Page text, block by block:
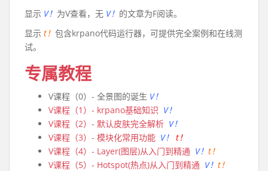
显示 V！ 为V查看，无 V！ 的文章为F阅读。
显示 t！ 包含krpano代码运行器，可提供完全案例和在线测
试。
专属教程
V课程（0）- 全景图的诞生 V！
V课程（1）- krpano基础知识 V！
V课程（2）- 默认皮肤完全解析 V！
V课程（3）- 模块化常用功能 V！ t！
V课程（4）- Layer(图层)从入门到精通 V！ t！
V课程（5）- Hotspot(热点)从入门到精通 V！ t！